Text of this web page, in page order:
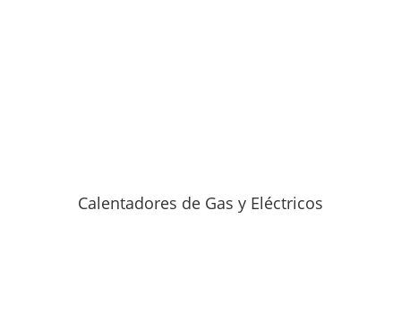
Calentadores de Gas y Eléctricos